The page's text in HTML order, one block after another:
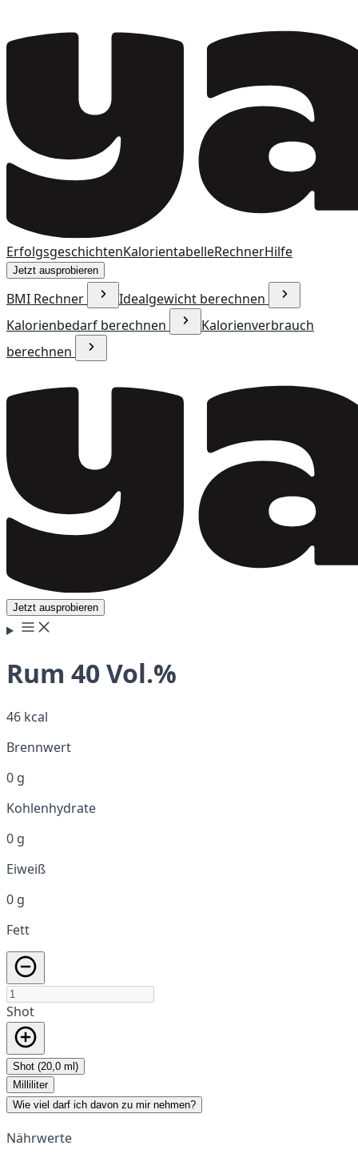
ErfolgsgeschichtenKalorientabelleRechnerHilfe
Jetzt ausprobieren
BMI Rechner
Idealgewicht berechnen
Kalorienbedarf berechnen
Kalorienverbrauch
berechnen
Jetzt ausprobieren
Rum 40 Vol.%
46 kcal
Brennwert
0 g
Kohlenhydrate
0 g
Eiweiß
0 g
Fett
Shot
Shot (20,0 ml)
Milliliter
Wie viel darf ich davon zu mir nehmen?
Nährwerte